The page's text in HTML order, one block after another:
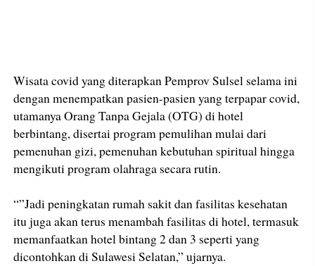
Wisata covid yang diterapkan Pemprov Sulsel selama ini
dengan menempatkan pasien-pasien yang terpapar covid,
utamanya Orang Tanpa Gejala (OTG) di hotel
berbintang, disertai program pemulihan mulai dari
pemenuhan gizi, pemenuhan kebutuhan spiritual hingga
mengikuti program olahraga secara rutin.
“”Jadi peningkatan rumah sakit dan fasilitas kesehatan
itu juga akan terus menambah fasilitas di hotel, termasuk
memanfaatkan hotel bintang 2 dan 3 seperti yang
dicontohkan di Sulawesi Selatan,” ujarnya.